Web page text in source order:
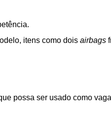
itens como dois airbags
possa ser usado como